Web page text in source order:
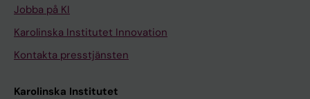
Jobba på KI
Karolinska Institutet Innovation
Kontakta presstjänsten
Karolinska Institutet